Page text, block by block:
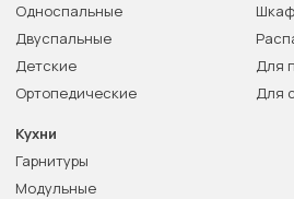
Односпальные
Двуспальные
Детские
Ортопедические
Для
Для
Кухни
Гарнитуры
Модульные